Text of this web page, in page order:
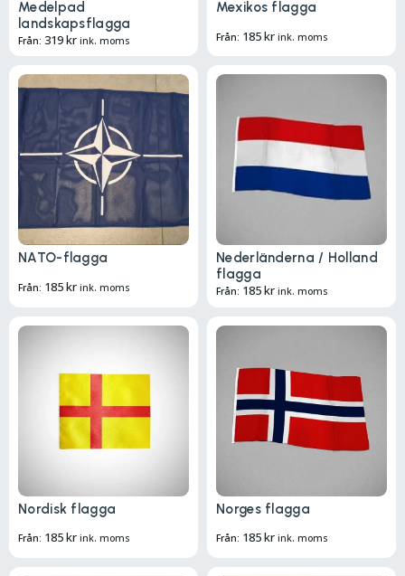
Medelpad
landskapsflagga
Från: 319kr ink. moms
Mexikos flagga
Från: 185kr ink. moms
NATO-flagga
Från: 185kr ink. moms
Nederländerna / Holland
flagga
Från: 185kr ink. moms
Nordisk flagga
Från: 185kr ink. moms
Norges flagga
Från: 185kr ink. moms